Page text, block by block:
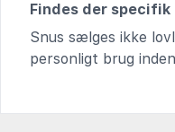
Findes der specifik
Snus sælges ikke
personligt brug